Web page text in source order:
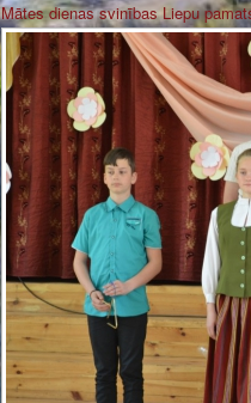
Mātes dienas svinības Liepu